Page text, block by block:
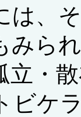
は、
みら
立・
ビケ